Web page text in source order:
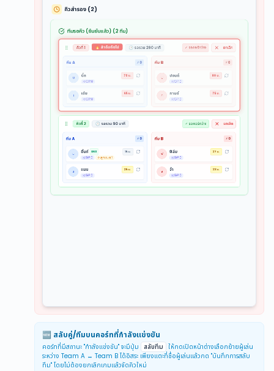
🆕 สลับคู่/ทีมบนคอร์ทที่กำลังแข่งขัน
คอร์ทที่มีสถานะ "กำลังแข่งขัน" จะมีปุ่ม สลับทีม ให้กดเปิดหน้าต่างเลือกย้ายผู้เล่น
ระหว่าง Team A ↔ Team B ได้อิสระ เพียงแตะที่ชื่อผู้เล่นแล้วกด "บันทึกการสลับ
ทีม" โดยไม่ต้องยกเลิกเกมแล้วจัดคิวใหม่